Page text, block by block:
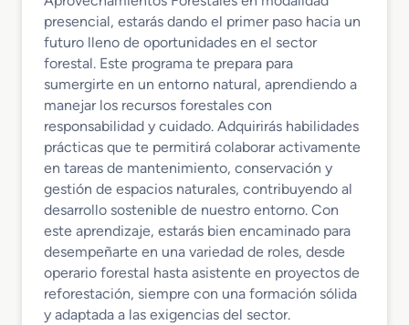
presencial, estarás dando el primer paso hacia un
futuro lleno de oportunidades en el sector
forestal. Este programa te prepara para
sumergirte en un entorno natural, aprendiendo a
manejar los recursos forestales con
responsabilidad y cuidado. Adquirirás habilidades
prácticas que te permitirá colaborar activamente
en tareas de mantenimiento, conservación y
gestión de espacios naturales, contribuyendo al
desarrollo sostenible de nuestro entorno. Con
este aprendizaje, estarás bien encaminado para
desempeñarte en una variedad de roles, desde
operario forestal hasta asistente en proyectos de
reforestación, siempre con una formación sólida
y adaptada a las exigencias del sector.